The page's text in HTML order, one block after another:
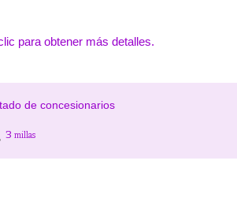
para obtener más detalles.
de concesionarios
3millas